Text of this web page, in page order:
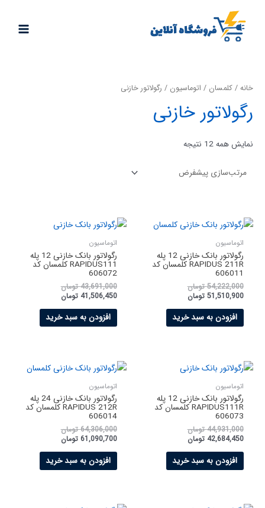
خانه / کلمسان / اتوماسیون / رگولاتور خازنی
رگولاتور خازنی
نمایش همه 12 نتیجه
اتوماسیون
رگولاتور بانک خازنی 12 پله
RAPIDUS 211R کلمسان کد
606011
54,222,000 تومان
51,510,900 تومان
افزودن به سبد خرید
اتوماسیون
رگولاتور بانک خازنی 12 پله
RAPIDUS111 کلمسان کد
606072
43,691,000 تومان
41,506,450 تومان
افزودن به سبد خرید
اتوماسیون
رگولاتور بانک خازنی 12 پله
RAPIDUS111R کلمسان کد
606073
44,931,000 تومان
42,684,450 تومان
افزودن به سبد خرید
اتوماسیون
رگولاتور بانک خازنی 24 پله
RAPIDUS 212R کلمسان کد
606014
64,306,000 تومان
61,090,700 تومان
افزودن به سبد خرید